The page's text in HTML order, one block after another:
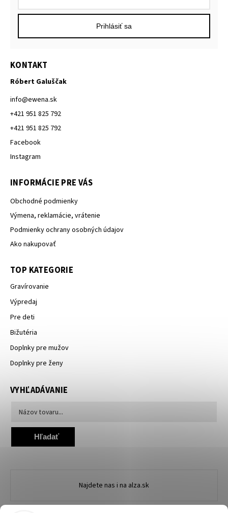
Prihlásiť sa
KONTAKT
Róbert Galuščak
info@ewena.sk
+421 951 825 792
+421 951 825 792
Facebook
Instagram
INFORMÁCIE PRE VÁS
Obchodné podmienky
Výmena, reklamácie, vrátenie
Podmienky ochrany osobných údajov
Ako nakupovať
TOP KATEGORIE
Gravírovanie
Výpredaj
Pre deti
Bižutéria
Doplnky pre mužov
Doplnky pre ženy
VYHĽADÁVANIE
Hľadať
Najdete nas i na alza.sk